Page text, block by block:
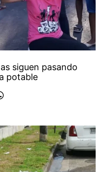
siguen pasando
potable